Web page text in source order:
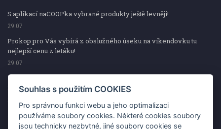
S aplikací naCOOPka vybrané produkty ještě levněji!
29.07
Prokop pro Vás vybírá z obslužného úseku na víkendovku tu
nejlepší cenu z letáku!
29.07
Prokop pro Vás vybírá z obslužného úseku na víkendovku tu
nejlepší cenu z letáku!
Kup špekáčky od Váhaly a vyhraj s naCOOPkou sekerku Fiskars
29.07
Souhlas s použitím COOKIES
Pro správnou funkci webu a jeho optimalizaci
používáme soubory cookies. Některé cookies soubory
jsou technicky nezbytné, jiné soubory cookies se